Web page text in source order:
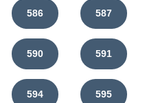
586 587
590 591
594 595